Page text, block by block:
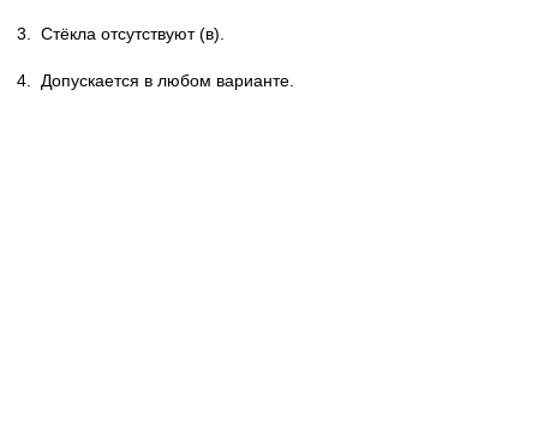
3. Стёкла отсутствуют (в).
4. Допускается в любом варианте.